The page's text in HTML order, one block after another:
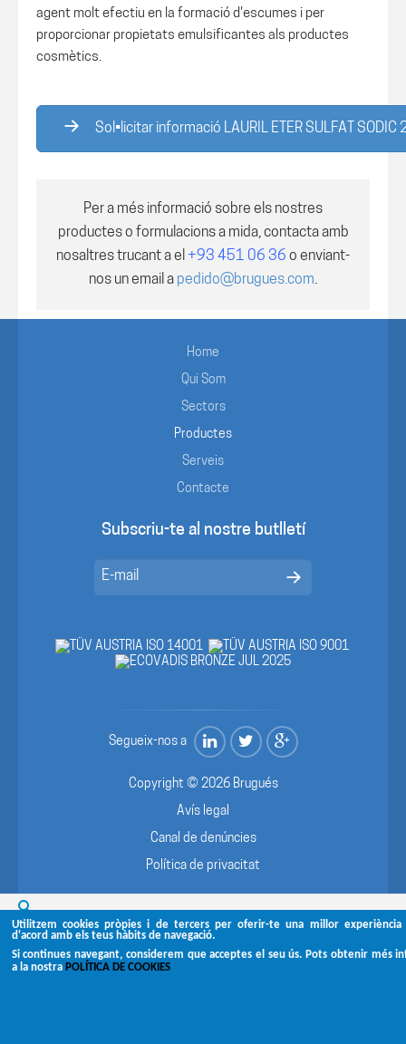
Utilitzem cookies pròpies i de tercers per oferir-te una millor experiència
d'acord amb els teus hàbits de navegació.
Si continues navegant, considerem que acceptes el seu ús. Pots obtenir més
a la nostra POLÍTICA DE COOKIES
agent molt efectiu en la formació d'escumes i per
proporcionar propietats emulsificantes als productes
cosmètics.
Sol•licitar informació LAURIL ETER SULFAT SODIC
Per a més informació sobre els nostres
productes o formulacions a mida, contacta amb
nosaltres trucant a el +93 451 06 36 o enviant-
nos un email a pedido@brugues.com.
Home
Qui Som
Sectors
Productes
Serveis
Contacte
Subscriu-te al nostre butlletí
Segueix-nos a
Copyright © 2026 Brugués
Avís legal
Canal de denúncies
Política de privacitat